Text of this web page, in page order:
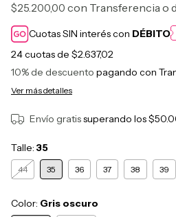
$25.200,00 con Transferencia o
Cuotas SIN interés con DÉBITO
24cuotas de $2.637,02
10% de descuento pagando con
Ver más detalles
Envío gratissuperando los
Talle: 35
44 35 36 37 38 39
Color: Gris oscuro